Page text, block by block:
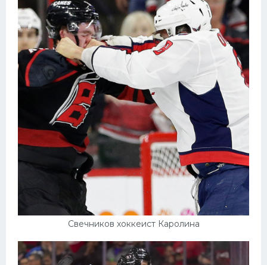
Свечников хоккеист Каролина